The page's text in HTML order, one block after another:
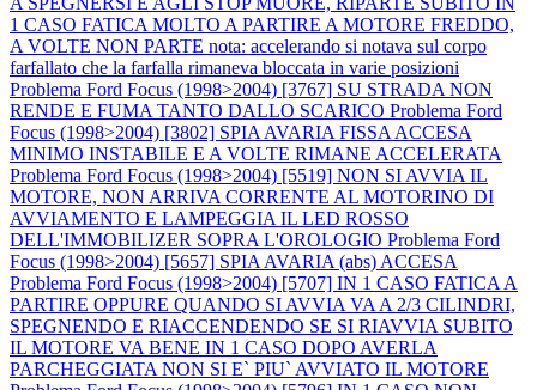
1 CASO FATICA MOLTO A PARTIRE A MOTORE FREDDO,
A VOLTE NON PARTE nota: accelerando si notava sul corpo
farfallato che la farfalla rimaneva bloccata in varie posizioni
Problema Ford Focus (1998>2004) [3767] SU STRADA NON
RENDE E FUMA TANTO DALLO SCARICO Problema Ford
Focus (1998>2004) [3802] SPIA AVARIA FISSA ACCESA
MINIMO INSTABILE E A VOLTE RIMANE ACCELERATA
Problema Ford Focus (1998>2004) [5519] NON SI AVVIA IL
MOTORE, NON ARRIVA CORRENTE AL MOTORINO DI
AVVIAMENTO E LAMPEGGIA IL LED ROSSO
DELL'IMMOBILIZER SOPRA L'OROLOGIO Problema Ford
Focus (1998>2004) [5657] SPIA AVARIA (abs) ACCESA
Problema Ford Focus (1998>2004) [5707] IN 1 CASO FATICA A
PARTIRE OPPURE QUANDO SI AVVIA VA A 2/3 CILINDRI,
SPEGNENDO E RIACCENDENDO SE SI RIAVVIA SUBITO
IL MOTORE VA BENE IN 1 CASO DOPO AVERLA
PARCHEGGIATA NON SI E` PIU` AVVIATO IL MOTORE